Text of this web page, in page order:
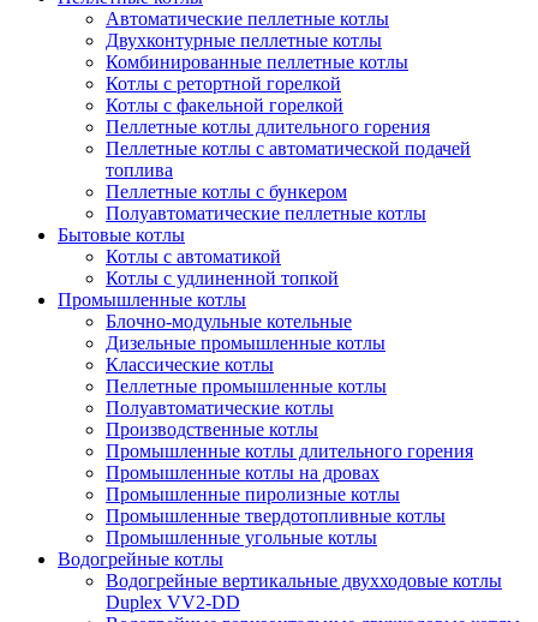
Автоматические пеллетные котлы
Двухконтурные пеллетные котлы
Комбинированные пеллетные котлы
Котлы с ретортной горелкой
Котлы с факельной горелкой
Пеллетные котлы длительного горения
Пеллетные котлы с автоматической подачей
топлива
Пеллетные котлы с бункером
Полуавтоматические пеллетные котлы
Бытовые котлы
Котлы с автоматикой
Котлы с удлиненной топкой
Промышленные котлы
Блочно-модульные котельные
Дизельные промышленные котлы
Классические котлы
Пеллетные промышленные котлы
Полуавтоматические котлы
Производственные котлы
Промышленные котлы длительного горения
Промышленные котлы на дровах
Промышленные пиролизные котлы
Промышленные твердотопливные котлы
Промышленные угольные котлы
Водогрейные котлы
Водогрейные вертикальные двухходовые котлы
Duplex VV2-DD